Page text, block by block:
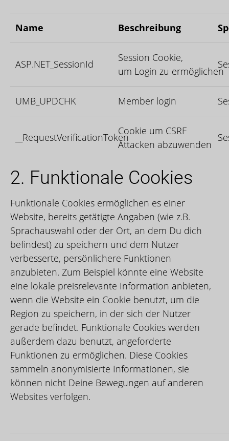
Name Beschreibung
ASP.NET_SessionId
Session Cookie,
um Login zu ermöglichen
UMB_UPDCHK Member login
__RequestVerificationToken
Cookie um CSRF
Attacken abzuwenden
2. Funktionale Cookies
Funktionale Cookies ermöglichen es einer
Website, bereits getätigte Angaben (wie z.B.
Sprachauswahl oder der Ort, an dem Du dich
befindest) zu speichern und dem Nutzer
verbesserte, persönlichere Funktionen
anzubieten. Zum Beispiel könnte eine Website
eine lokale preisrelevante Information anbieten,
wenn die Website ein Cookie benutzt, um die
Region zu speichern, in der sich der Nutzer
gerade befindet. Funktionale Cookies werden
außerdem dazu benutzt, angeforderte
Funktionen zu ermöglichen. Diese Cookies
sammeln anonymisierte Informationen, sie
können nicht Deine Bewegungen auf anderen
Websites verfolgen.